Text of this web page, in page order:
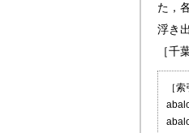
た，
浮き
［千
［索